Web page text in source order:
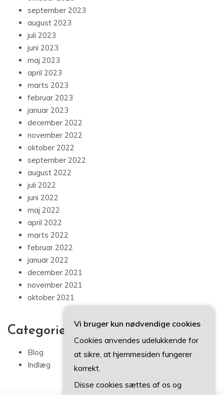
september 2023
august 2023
juli 2023
juni 2023
maj 2023
april 2023
marts 2023
februar 2023
januar 2023
december 2022
november 2022
oktober 2022
september 2022
august 2022
juli 2022
juni 2022
maj 2022
april 2022
marts 2022
februar 2022
januar 2022
december 2021
november 2021
oktober 2021
Categories
Blog
Indlæg
Vi bruger kun nødvendige cookies
Cookies anvendes udelukkende for
at sikre, at hjemmesiden fungerer
korrekt.
Disse cookies sættes af os og